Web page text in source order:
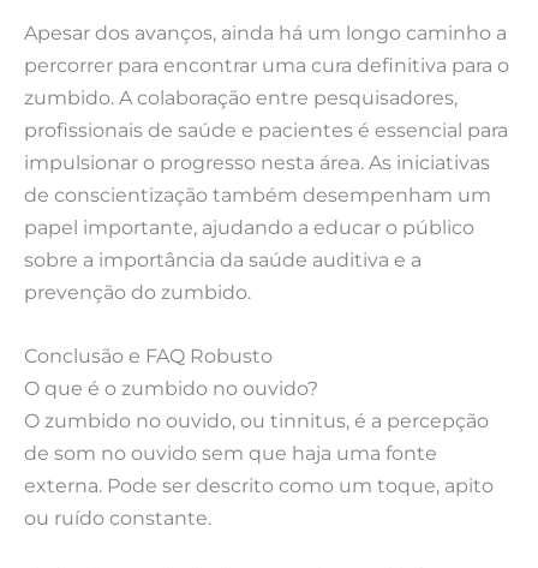
Apesar dos avanços, ainda há um longo caminho a
percorrer para encontrar uma cura definitiva para o
zumbido. A colaboração entre pesquisadores,
profissionais de saúde e pacientes é essencial para
impulsionar o progresso nesta área. As iniciativas
de conscientização também desempenham um
papel importante, ajudando a educar o público
sobre a importância da saúde auditiva e a
prevenção do zumbido.
Conclusão e FAQ Robusto
O que é o zumbido no ouvido?
O zumbido no ouvido, ou tinnitus, é a percepção
de som no ouvido sem que haja uma fonte
externa. Pode ser descrito como um toque, apito
ou ruído constante.